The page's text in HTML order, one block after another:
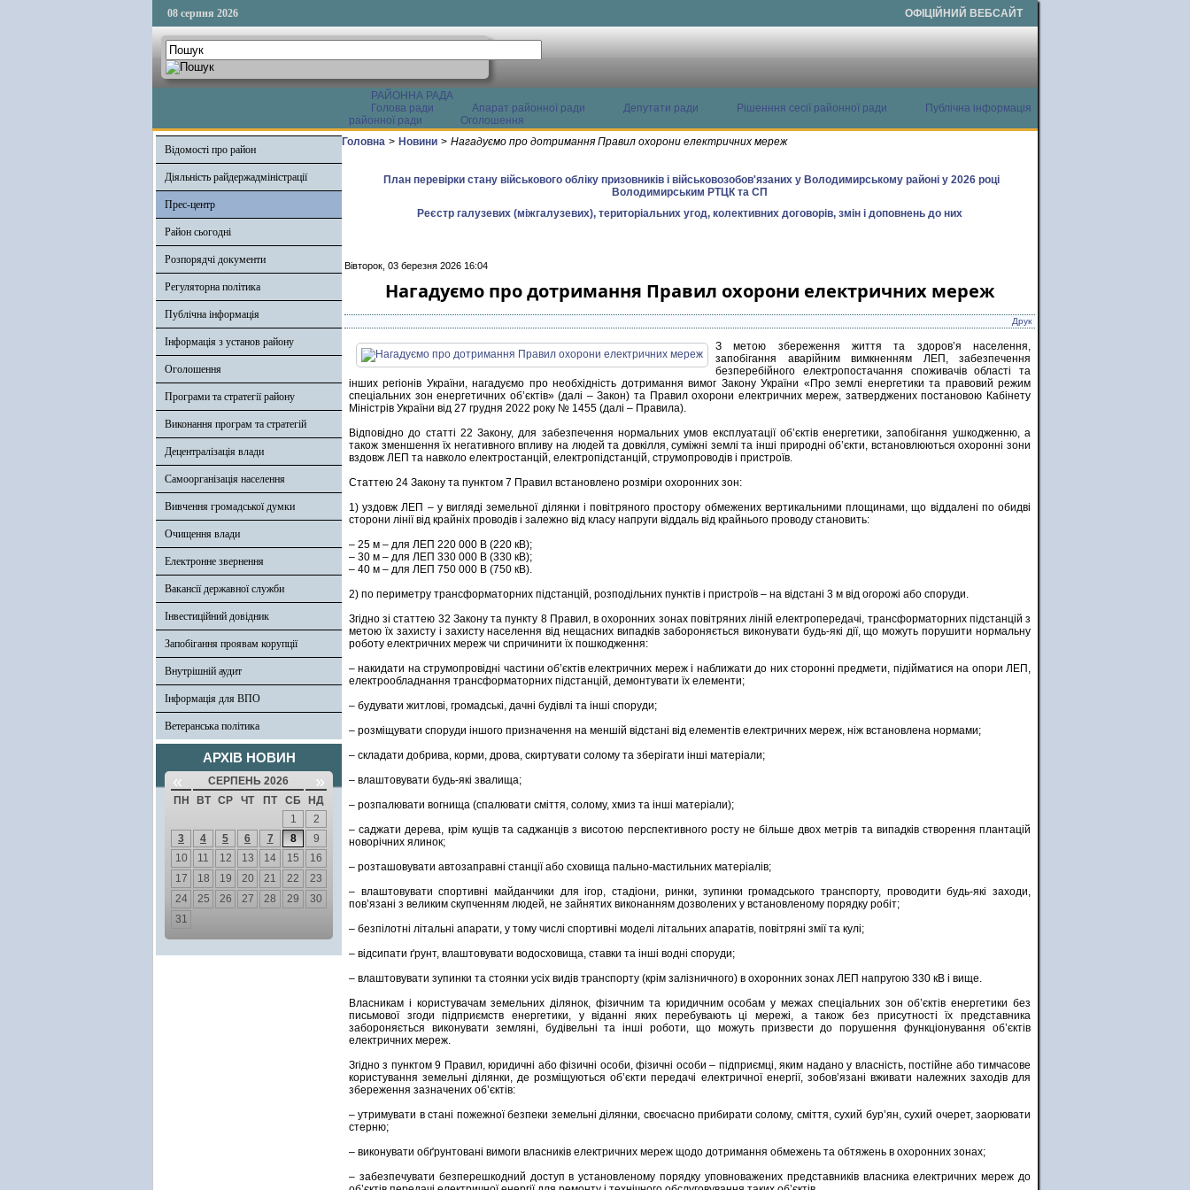
08 серпня 2026 ОФІЦІЙНИЙ ВЕБСАЙТ
РАЙОННА РАДА
Голова ради
Апарат районної ради Депутати ради Рішенння сесії районної ради
Публічна інформація
районної ради
Оголошення
Відомості про район
Діяльність райдержадміністрації
Прес-центр
Район сьогодні
Розпорядчі документи
Регуляторна політика
Публічна інформація
Інформація з установ району
Оголошення
Програми та стратегії району
Виконання програм та стратегій
Децентралізація влади
Самоорганізація населення
Вивчення громадської думки
Очищення влади
Електронне звернення
Вакансії державної служби
Інвестиційний довідник
Запобігання проявам корупції
Внутрішній аудит
Інформація для ВПО
Ветеранська політика
АРХІВ НОВИН
« СЕРПЕНЬ 2026 »
ПН ВТ СР ЧТ ПТ СБ
НД
1
2
3
4 5 6 7 8
9
10
11 12 13 14 15
16
17
18 19 20 21 22
23
24
25 26 27 28 29
30
31
Головна > Новини > Нагадуємо про дотримання Правил охорони електричних мереж
План перевірки стану військового обліку призовників і військовозобов'язаних у Володимирському районі у 2026 році
Володимирським РТЦК та СП
Реєстр галузевих (міжгалузевих), територіальних угод, колективних договорів, змін і доповнень до них
Вівторок, 03 березня 2026 16:04
Нагадуємо про дотримання Правил охорони електричних мереж
Друк
З метою збереження життя та здоров’я населення,
запобігання аварійним вимкненням ЛЕП, забезпечення
безперебійного електропостачання споживачів області та
інших регіонів України, нагадуємо про необхідність дотримання вимог Закону України «Про землі енергетики та правовий режим
спеціальних зон енергетичних об’єктів» (далі – Закон) та Правил охорони електричних мереж, затверджених постановою Кабінету
Міністрів України від 27 грудня 2022 року № 1455 (далі – Правила).
Відповідно до статті 22 Закону, для забезпечення нормальних умов експлуатації об’єктів енергетики, запобігання ушкодженню, а
також зменшення їх негативного впливу на людей та довкілля, суміжні землі та інші природні об’єкти, встановлюються охоронні зони
вздовж ЛЕП та навколо електростанцій, електропідстанцій, струмопроводів і пристроїв.
Статтею 24 Закону та пунктом 7 Правил встановлено розміри охоронних зон:
1) уздовж ЛЕП – у вигляді земельної ділянки і повітряного простору обмежених вертикальними площинами, що віддалені по обидві
сторони лінії від крайніх проводів і залежно від класу напруги віддаль від крайнього проводу становить:
– 25 м – для ЛЕП 220 000 В (220 кВ);
– 30 м – для ЛЕП 330 000 В (330 кВ);
– 40 м – для ЛЕП 750 000 В (750 кВ).
2) по периметру трансформаторних підстанцій, розподільних пунктів і пристроїв – на відстані 3 м від огорожі або споруди.
Згідно зі статтею 32 Закону та пункту 8 Правил, в охоронних зонах повітряних ліній електропередачі, трансформаторних підстанцій з
метою їх захисту і захисту населення від нещасних випадків забороняється виконувати будь-які дії, що можуть порушити нормальну
роботу електричних мереж чи спричинити їх пошкодження:
– накидати на струмопровідні частини об’єктів електричних мереж і наближати до них сторонні предмети, підійматися на опори ЛЕП,
електрообладнання трансформаторних підстанцій, демонтувати їх елементи;
– будувати житлові, громадські, дачні будівлі та інші споруди;
– розміщувати споруди іншого призначення на меншій відстані від елементів електричних мереж, ніж встановлена нормами;
– складати добрива, корми, дрова, скиртувати солому та зберігати інші матеріали;
– влаштовувати будь-які звалища;
– розпалювати вогнища (спалювати сміття, солому, хмиз та інші матеріали);
– саджати дерева, крім кущів та саджанців з висотою перспективного росту не більше двох метрів та випадків створення плантацій
новорічних ялинок;
– розташовувати автозаправні станції або сховища пально-мастильних матеріалів;
– влаштовувати спортивні майданчики для ігор, стадіони, ринки, зупинки громадського транспорту, проводити будь-які заходи,
пов’язані з великим скупченням людей, не зайнятих виконанням дозволених у встановленому порядку робіт;
– безпілотні літальні апарати, у тому числі спортивні моделі літальних апаратів, повітряні змії та кулi;
– відсипати ґрунт, влаштовувати водосховища, ставки та інші водні споруди;
– влаштовувати зупинки та стоянки усіх видів транспорту (крім залізничного) в охоронних зонах ЛЕП напругою 330 кВ і вище.
Власникам і користувачам земельних ділянок, фізичним та юридичним особам у межах спеціальних зон об’єктів енергетики без
письмової згоди підприємств енергетики, у віданні яких перебувають ці мережі, а також без присутності їх представника
забороняється виконувати земляні, будівельні та інші роботи, що можуть призвести до порушення функціонування об’єктів
електричних мереж.
Згідно з пунктом 9 Правил, юридичні або фізичні особи, фізичні особи – підприємці, яким надано у власність, постійне або тимчасове
користування земельні ділянки, де розміщуються об’єкти передачі електричної енергії, зобов’язані вживати належних заходів для
збереження зазначених об’єктів:
– утримувати в стані пожежної безпеки земельні ділянки, своєчасно прибирати солому, сміття, сухий бур’ян, сухий очерет, заорювати
стерню;
– виконувати обґрунтовані вимоги власників електричних мереж щодо дотримання обмежень та обтяжень в охоронних зонах;
– забезпечувати безперешкодний доступ в установленому порядку уповноважених представників власника електричних мереж до